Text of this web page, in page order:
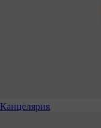
Канцелярия